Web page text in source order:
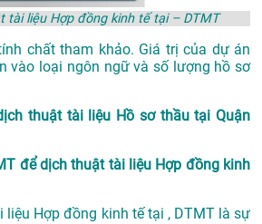
tài liệu Hợp đồng kinh tế tại – DTMT
chất tham khảo. Giá trị của dự án
vào loại ngôn ngữ và số lượng hồ sơ
thuật tài liệu Hồ sơ thầu tại Quận
để dịch thuật tài liệu Hợp đồng kinh
liệu Hợp đồng kinh tế tại , DTMT là sự